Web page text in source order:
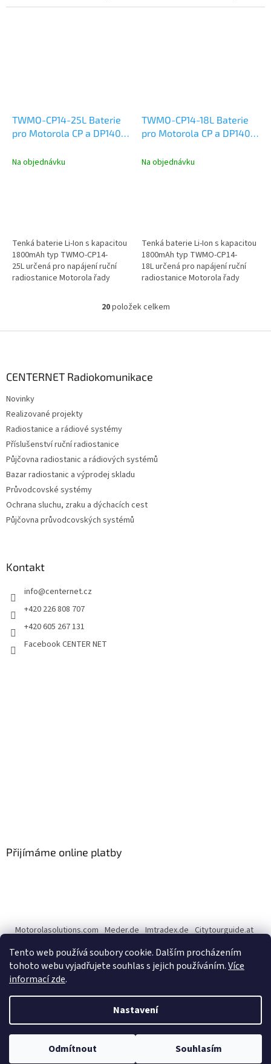
Tento web používá soubory cookie. Dalším procházením
tohoto webu vyjadřujete souhlas s jejich používáním.Více
informací zde.
Nastavení
Odmítnout Souhlasím
DP3400 a DP3600.
CP040, CP140, CP160, CP180,
TWMO-CP14-25L Baterie
pro Motorola CP a DP1400
Na objednávku
Tenká baterie Li-Ion s kapacitou
1800mAh typ TWMO-CP14-
25L určená pro napájení ruční
radiostanice Motorola řady
TWMO-CP14-18L Baterie
pro Motorola CP a DP1400
Na objednávku
Tenká baterie Li-Ion s kapacitou
1800mAh typ TWMO-CP14-
18L určená pro napájení ruční
radiostanice Motorola řady
CP340 a...
O
l
c
v
s
20položek celkem
CENTERNET Radiokomunikace
Novinky
Realizované projekty
Radiostanice a rádiové systémy
Příslušenství ruční radiostanice
Půjčovna radiostanic a rádiových systémů
Bazar radiostanic a výprodej skladu
Průvodcovské systémy
Ochrana sluchu, zraku a dýchacích cest
Půjčovna průvodcovských systémů
Kontakt
info@centernet.cz
+420 226 808 707
+420 605 267 131
Facebook CENTER NET
Přijímáme online platby
Motorolasolutions.com Meder.de Imtradex.de Citytourguide.at
Copyright 2026CENTERNET.cz. Všechna práva vyhrazena.Upravit